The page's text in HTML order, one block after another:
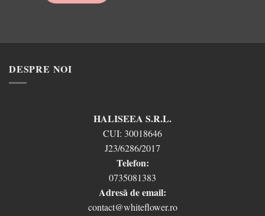
DESPRE NOI
HALISEEA S.R.L.
CUI: 30018646
J23/6286/2017
Telefon:
0735081383
Adresă de email:
contact@whiteflower.ro